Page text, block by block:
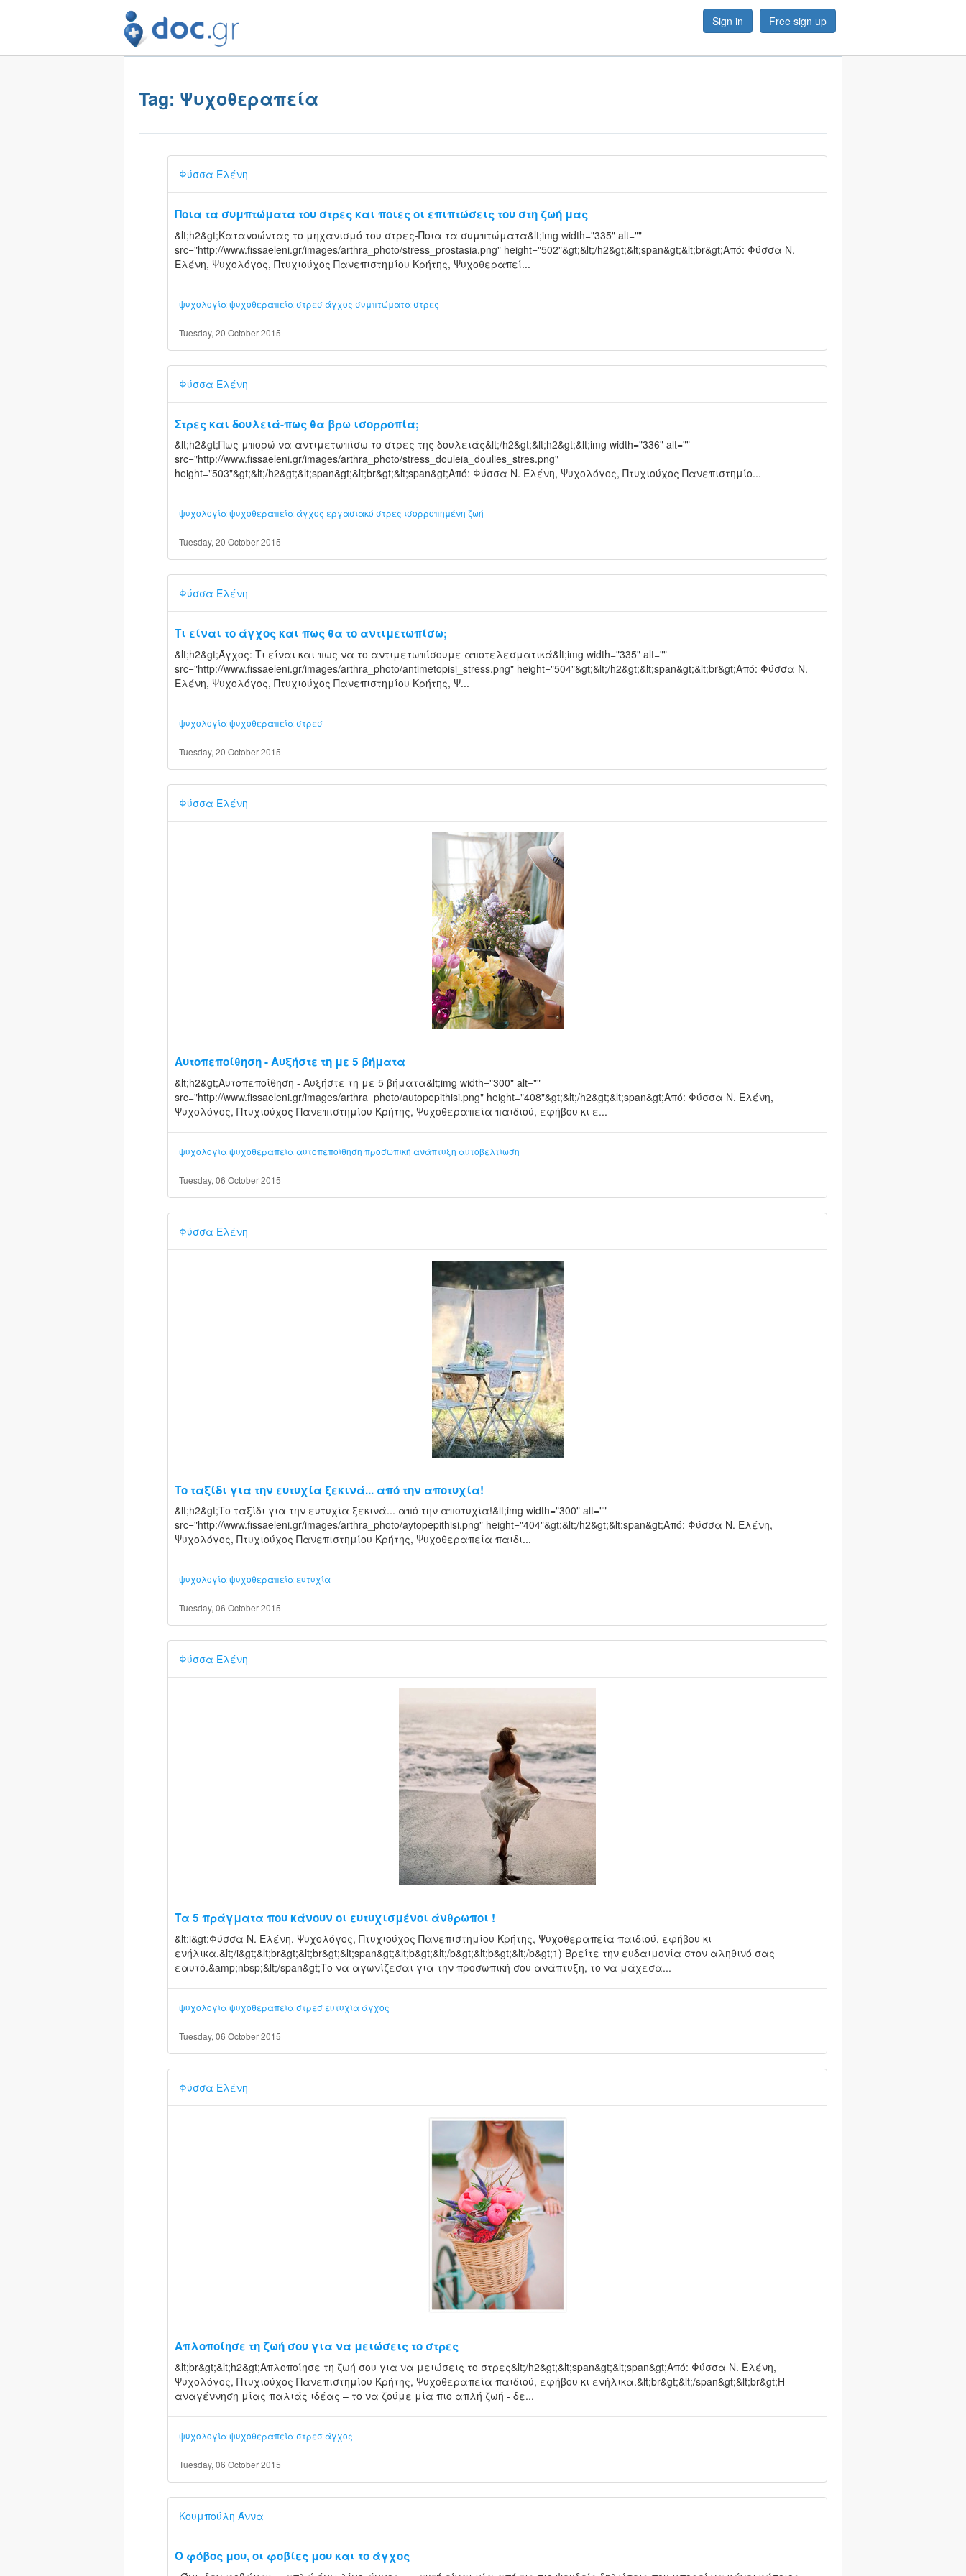
Sign in Free sign up
Tag: Ψυχοθεραπεία
Φύσσα Ελένη
Ποια τα συμπτώματα του στρες και ποιες οι επιπτώσεις του στη ζωή μας
&lt;h2&gt;Κατανοώντας το μηχανισμό του στρες-Ποια τα συμπτώματα&lt;img width="335" alt=""
src="http://www.fissaeleni.gr/images/arthra_photo/stress_prostasia.png" height="502"&gt;&lt;/h2&gt;&lt;span&gt;&lt;br&gt;Από: Φύσσα Ν.
Ελένη, Ψυχολόγος, Πτυχιούχος Πανεπιστημίου Κρήτης, Ψυχοθεραπεί...
ψυχολογίαψυχοθεραπείαστρεσάγχος συμπτώματα στρες
Tuesday, 20 October 2015
Φύσσα Ελένη
Στρες και δουλειά-πως θα βρω ισορροπία;
&lt;h2&gt;Πως μπορώ να αντιμετωπίσω το στρες της δουλειάς&lt;/h2&gt;&lt;h2&gt;&lt;img width="336" alt=""
src="http://www.fissaeleni.gr/images/arthra_photo/stress_douleia_doulies_stres.png"
height="503"&gt;&lt;/h2&gt;&lt;span&gt;&lt;br&gt;&lt;span&gt;Από: Φύσσα Ν. Ελένη, Ψυχολόγος, Πτυχιούχος Πανεπιστημίο...
ψυχολογίαψυχοθεραπείαάγχος εργασιακό στρες ισορροπημένη ζωή
Tuesday, 20 October 2015
Φύσσα Ελένη
Τι είναι το άγχος και πως θα το αντιμετωπίσω;
&lt;h2&gt;Άγχος: Τι είναι και πως να το αντιμετωπίσουμε αποτελεσματικά&lt;img width="335" alt=""
src="http://www.fissaeleni.gr/images/arthra_photo/antimetopisi_stress.png" height="504"&gt;&lt;/h2&gt;&lt;span&gt;&lt;br&gt;Από: Φύσσα Ν.
Ελένη, Ψυχολόγος, Πτυχιούχος Πανεπιστημίου Κρήτης, Ψ...
ψυχολογίαψυχοθεραπείαστρεσ
Tuesday, 20 October 2015
Φύσσα Ελένη
Αυτοπεποίθηση - Αυξήστε τη με 5 βήματα
&lt;h2&gt;Αυτοπεποίθηση - Αυξήστε τη με 5 βήματα&lt;img width="300" alt=""
src="http://www.fissaeleni.gr/images/arthra_photo/autopepithisi.png" height="408"&gt;&lt;/h2&gt;&lt;span&gt;Από: Φύσσα Ν. Ελένη,
Ψυχολόγος, Πτυχιούχος Πανεπιστημίου Κρήτης, Ψυχοθεραπεία παιδιού, εφήβου κι ε...
ψυχολογίαψυχοθεραπείααυτοπεποίθηση προσωπική ανάπτυξη αυτοβελτίωση
Tuesday, 06 October 2015
Φύσσα Ελένη
Το ταξίδι για την ευτυχία ξεκινά... από την αποτυχία!
&lt;h2&gt;Το ταξίδι για την ευτυχία ξεκινά... από την αποτυχία!&lt;img width="300" alt=""
src="http://www.fissaeleni.gr/images/arthra_photo/aytopepithisi.png" height="404"&gt;&lt;/h2&gt;&lt;span&gt;Από: Φύσσα Ν. Ελένη,
Ψυχολόγος, Πτυχιούχος Πανεπιστημίου Κρήτης, Ψυχοθεραπεία παιδι...
ψυχολογίαψυχοθεραπεία ευτυχία
Tuesday, 06 October 2015
Φύσσα Ελένη
Τα 5 πράγματα που κάνουν οι ευτυχισμένοι άνθρωποι !
&lt;i&gt;Φύσσα Ν. Ελένη, Ψυχολόγος, Πτυχιούχος Πανεπιστημίου Κρήτης, Ψυχοθεραπεία παιδιού, εφήβου κι
ενήλικα.&lt;/i&gt;&lt;br&gt;&lt;br&gt;&lt;span&gt;&lt;b&gt;&lt;/b&gt;&lt;b&gt;&lt;/b&gt;1) Βρείτε την ευδαιμονία στον αληθινό σας
εαυτό.&amp;nbsp;&lt;/span&gt;Το να αγωνίζεσαι για την προσωπική σου ανάπτυξη, το να μάχεσα...
ψυχολογίαψυχοθεραπείαστρεσ ευτυχίαάγχος
Tuesday, 06 October 2015
Φύσσα Ελένη
Απλοποίησε τη ζωή σου για να μειώσεις το στρες
&lt;br&gt;&lt;h2&gt;Απλοποίησε τη ζωή σου για να μειώσεις το στρες&lt;/h2&gt;&lt;span&gt;&lt;span&gt;Από: Φύσσα Ν. Ελένη,
Ψυχολόγος, Πτυχιούχος Πανεπιστημίου Κρήτης, Ψυχοθεραπεία παιδιού, εφήβου κι ενήλικα.&lt;br&gt;&lt;/span&gt;&lt;br&gt;Η
αναγέννηση μίας παλιάς ιδέας – το να ζούμε μία πιο απλή ζωή - δε...
ψυχολογίαψυχοθεραπείαστρεσάγχος
Tuesday, 06 October 2015
Κουμπούλη Άννα
Ο φόβος μου, οι φοβίες μου και το άγχος